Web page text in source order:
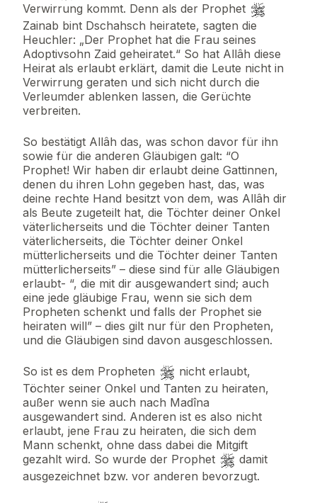
Verwirrung kommt. Denn als der Prophet
Zainab bint Dschahsch heiratete, sagten die
Heuchler: „Der Prophet hat die Frau seines
Adoptivsohn Zaid geheiratet.“ So hat Allâh diese
Heirat als erlaubt erklärt, damit die Leute nicht in
Verwirrung geraten und sich nicht durch die
Verleumder ablenken lassen, die Gerüchte
verbreiten.
So bestätigt Allâh das, was schon davor für ihn
sowie für die anderen Gläubigen galt: “O
Prophet! Wir haben dir erlaubt deine Gattinnen,
denen du ihren Lohn gegeben hast, das, was
deine rechte Hand besitzt von dem, was Allâh dir
als Beute zugeteilt hat, die Töchter deiner Onkel
väterlicherseits und die Töchter deiner Tanten
väterlicherseits, die Töchter deiner Onkel
mütterlicherseits und die Töchter deiner Tanten
mütterlicherseits” – diese sind für alle Gläubigen
erlaubt- “, die mit dir ausgewandert sind; auch
eine jede gläubige Frau, wenn sie sich dem
Propheten schenkt und falls der Prophet sie
heiraten will” – dies gilt nur für den Propheten,
und die Gläubigen sind davon ausgeschlossen.
So ist es dem Propheten
nicht erlaubt,
Töchter seiner Onkel und Tanten zu heiraten,
außer wenn sie auch nach Madîna
ausgewandert sind. Anderen ist es also nicht
erlaubt, jene Frau zu heiraten, die sich dem
Mann schenkt, ohne dass dabei die Mitgift
gezahlt wird. So wurde der Prophet
damit
ausgezeichnet bzw. vor anderen bevorzugt.